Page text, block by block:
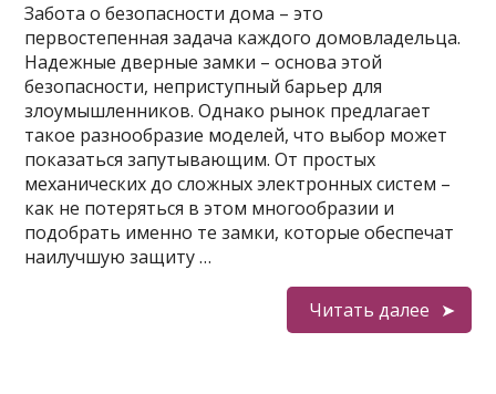
Забота о безопасности дома – это
первостепенная задача каждого домовладельца.
Надежные дверные замки – основа этой
безопасности, неприступный барьер для
злоумышленников. Однако рынок предлагает
такое разнообразие моделей, что выбор может
показаться запутывающим. От простых
механических до сложных электронных систем –
как не потеряться в этом многообразии и
подобрать именно те замки, которые обеспечат
наилучшую защиту …
Читать далее